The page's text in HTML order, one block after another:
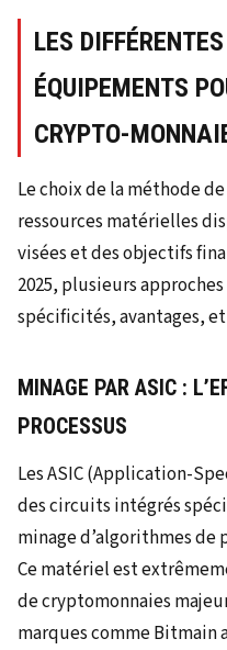
LES
ÉQUIPEMENTS
CRYPTO-
Le choix de la méthode
ressources matérielles
visées et des objectifs
2025, plusieurs
spécificités, avantages,
MINAGE PAR ASIC :
PROCESSUS
Les ASIC (Application-
des circuits intégrés
minage d’algorithmes
Ce matériel est
de cryptomonnaies
marques comme Bitmain